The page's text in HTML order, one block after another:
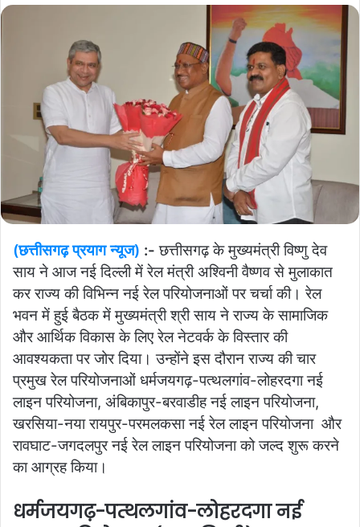
(छत्तीसगढ़ प्रयाग न्यूज) :- छत्तीसगढ़ के मुख्यमंत्री विष्णु देव
साय ने आज नई दिल्ली में रेल मंत्री अश्विनी वैष्णव से मुलाकात
कर राज्य की विभिन्न नई रेल परियोजनाओं पर चर्चा की। रेल
भवन में हुई बैठक में मुख्यमंत्री श्री साय ने राज्य के सामाजिक
और आर्थिक विकास के लिए रेल नेटवर्क के विस्तार की
आवश्यकता पर जोर दिया। उन्होंने इस दौरान राज्य की चार
प्रमुख रेल परियोजनाओं धर्मजयगढ़-पत्थलगांव-लोहरदगा नई
लाइन परियोजना, अंबिकापुर-बरवाडीह नई लाइन परियोजना,
खरसिया-नया रायपुर-परमलकसा नई रेल लाइन परियोजना और
रावघाट-जगदलपुर नई रेल लाइन परियोजना को जल्द शुरू करने
का आग्रह किया।
धर्मजयगढ़-पत्थलगांव-लोहरदगा नई